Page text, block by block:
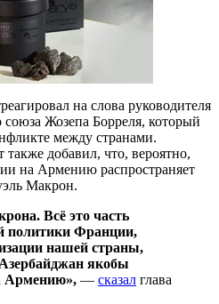
на слова руководителя
союза Жозепа Борреля, который
между странами.
добавил, что, вероятно,
на Армению распространяет
Макрон.
Всё это часть
политики Франции,
нашей страны,
якобы
Армению», — сказал глава